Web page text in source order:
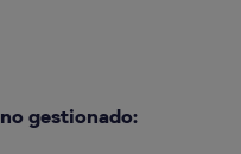
gestionado: